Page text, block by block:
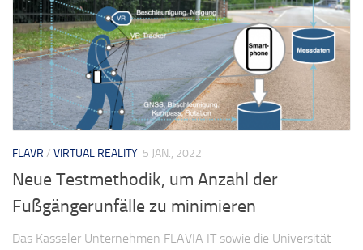
FLAVR / VIRTUAL REALITY 5 JAN., 2022
Neue Testmethodik, um Anzahl der
Fußgängerunfälle zu minimieren
Das Kasseler Unternehmen FLAVIA IT sowie die Universität